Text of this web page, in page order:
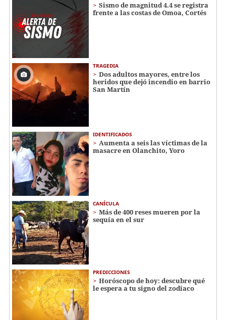
Sismo de magnitud 4.4 se registra
frente a las costas de Omoa, Cortés
TRAGEDIA
Dos adultos mayores, entre los
heridos que dejó incendio en barrio
San Martín
IDENTIFICADOS
Aumenta a seis las víctimas de la
masacre en Olanchito, Yoro
CANÍCULA
Más de 400 reses mueren por la
sequía en el sur
PREDICCIONES
Horóscopo de hoy: descubre qué
le espera a tu signo del zodiaco